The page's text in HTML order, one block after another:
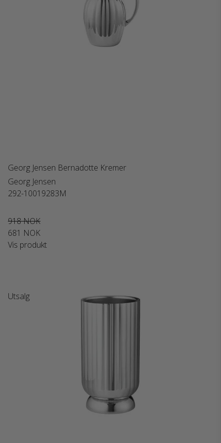
Georg Jensen Bernadotte Kremer
Georg Jensen
292-10019283M
918 NOK
681 NOK
Vis produkt
Utsalg